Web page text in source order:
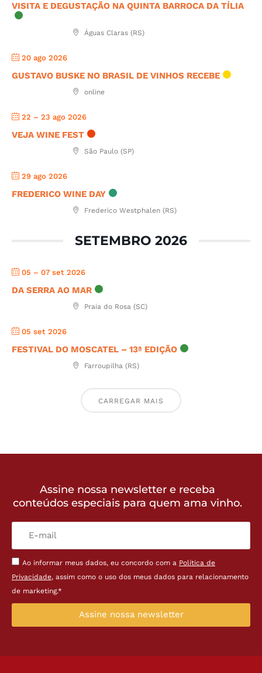
VISITA E DEGUSTAÇÃO NA QUINTA BARROCA DA TÍLIA
Águas Claras (RS)
20 ago 2026
GUSTAVO BUSKE NO BRASIL DE VINHOS RECEBE
online
22 – 23 ago 2026
VEJA WINE FEST
São Paulo (SP)
29 ago 2026
FREDERICO WINE DAY
Frederico Westphalen (RS)
SETEMBRO 2026
05 – 07 set 2026
DA SERRA AO MAR
Praia do Rosa (SC)
05 set 2026
FESTIVAL DO MOSCATEL – 13ª EDIÇÃO
Farroupilha (RS)
CARREGAR MAIS
Assine nossa newsletter e receba
conteúdos especiais para quem ama vinho.
Ao informar meus dados, eu concordo com a Política de
Privacidade, assim como o uso dos meus dados para relacionamento
de marketing.*
Assine nossa newsletter